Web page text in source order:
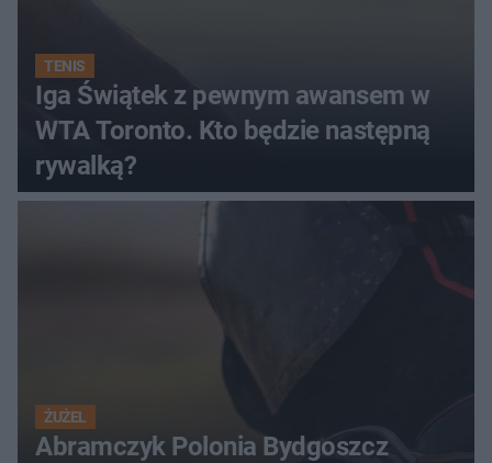
TENIS
Iga Świątek z pewnym awansem w
WTA Toronto. Kto będzie następną
rywalką?
ŻUŻEL
Abramczyk Polonia Bydgoszcz